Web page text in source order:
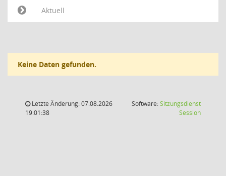
Aktuell
Keine Daten gefunden.
Letzte Änderung: 07.08.2026
19:01:38
Software:Sitzungsdienst
Session(Wird in